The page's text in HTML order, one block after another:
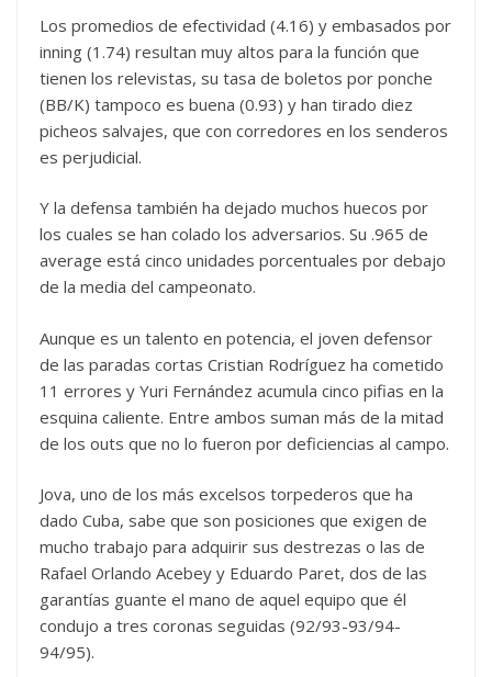
Los promedios de efectividad (4.16) y embasados por
inning (1.74) resultan muy altos para la función que
tienen los relevistas, su tasa de boletos por ponche
(BB/K) tampoco es buena (0.93) y han tirado diez
picheos salvajes, que con corredores en los senderos
es perjudicial.
Y la defensa también ha dejado muchos huecos por
los cuales se han colado los adversarios. Su .965 de
average está cinco unidades porcentuales por debajo
de la media del campeonato.
Aunque es un talento en potencia, el joven defensor
de las paradas cortas Cristian Rodríguez ha cometido
11 errores y Yuri Fernández acumula cinco pifias en la
esquina caliente. Entre ambos suman más de la mitad
de los outs que no lo fueron por deficiencias al campo.
Jova, uno de los más excelsos torpederos que ha
dado Cuba, sabe que son posiciones que exigen de
mucho trabajo para adquirir sus destrezas o las de
Rafael Orlando Acebey y Eduardo Paret, dos de las
garantías guante el mano de aquel equipo que él
condujo a tres coronas seguidas (92/93-93/94-
94/95).